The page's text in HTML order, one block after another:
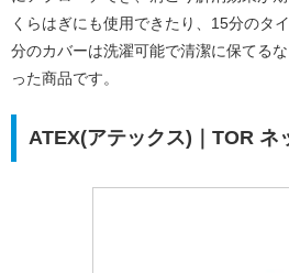
くらはぎにも使用できたり、15分のタ
分のカバーは洗濯可能で清潔に保てる
った商品です。
ATEX(アテックス)｜TOR ネ